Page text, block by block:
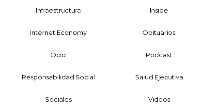
Infraestructura Inside
Internet Economy Obituarios
Ocio Podcast
Responsabilidad Social Salud Ejecutiva
Sociales Videos